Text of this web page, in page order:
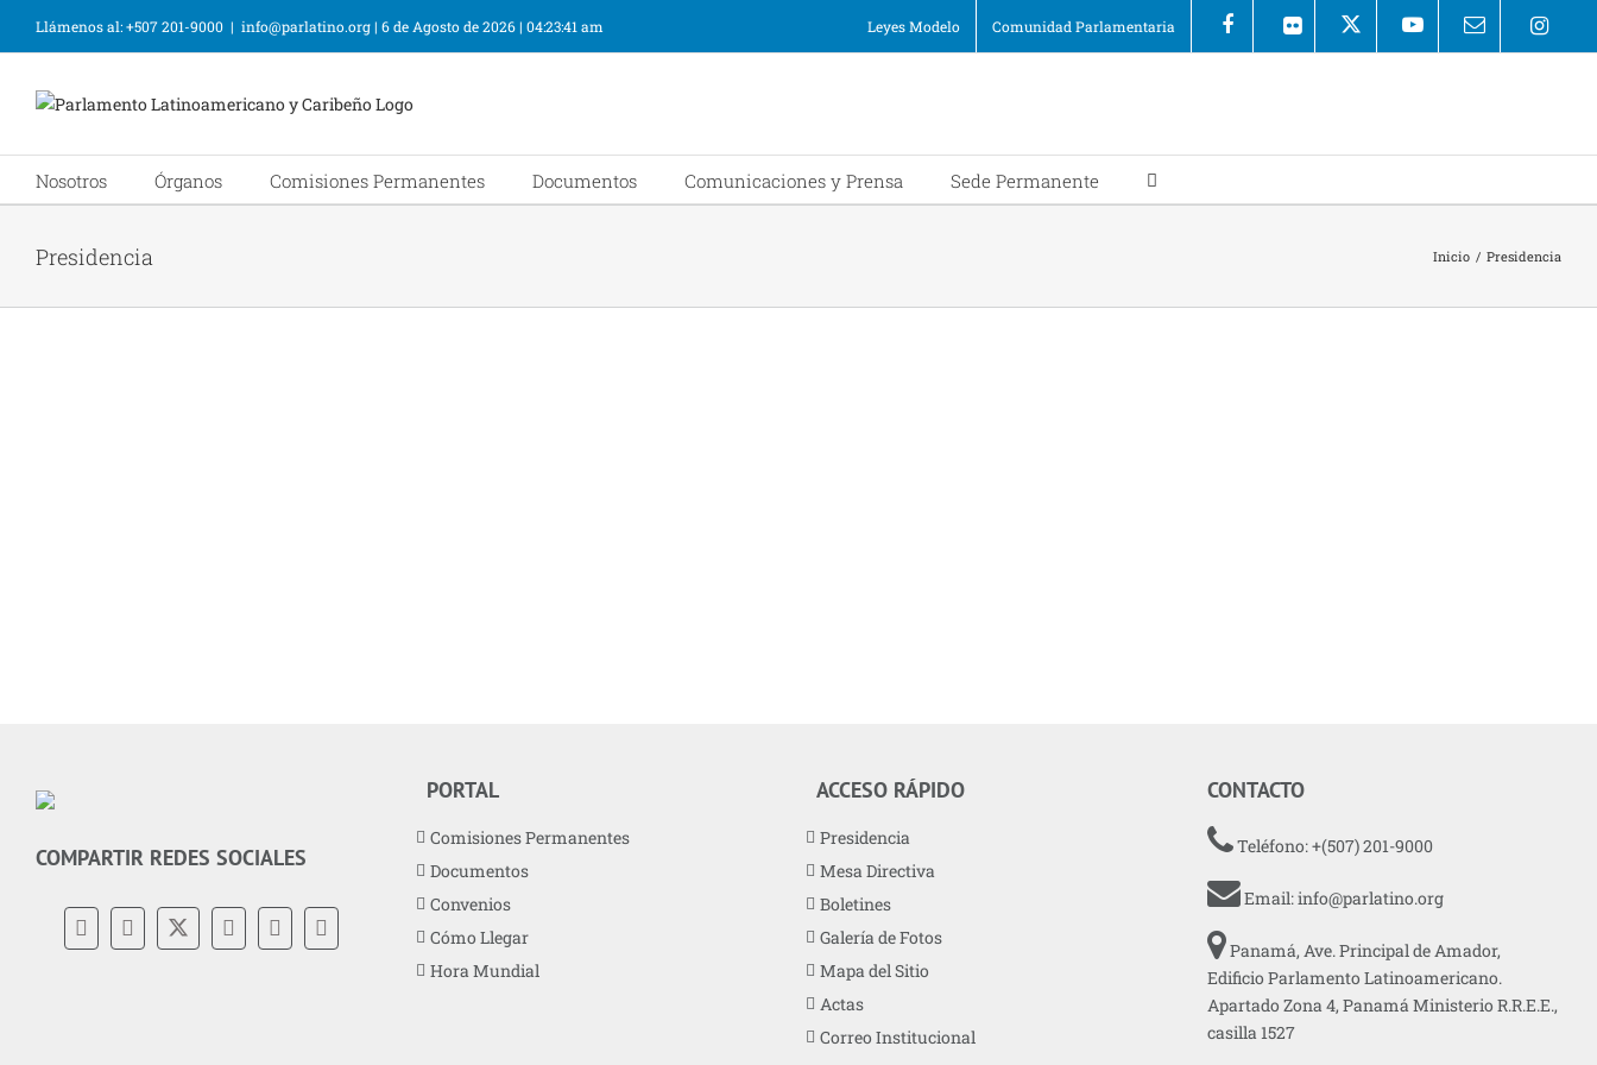
Llámenos al: +507 201-9000 | info@parlatino.org| 6 de Agosto de 2026| 04:23:41 am Leyes Modelo Comunidad Parlamentaria
Nosotros Órganos Comisiones Permanentes Documentos Comunicaciones y Prensa Sede Permanente
Presidencia Inicio / Presidencia
COMPARTIR REDES SOCIALES
PORTAL
Comisiones Permanentes
Documentos
Convenios
Cómo Llegar
Hora Mundial
ACCESO RÁPIDO
Presidencia
Mesa Directiva
Boletines
Galería de Fotos
Mapa del Sitio
Actas
Correo Institucional
CONTACTO
Teléfono: +(507) 201-9000
Email:info@parlatino.org
Panamá, Ave. Principal de Amador,
Edificio Parlamento Latinoamericano.
Apartado Zona 4, Panamá Ministerio R.R.E.E.,
casilla 1527